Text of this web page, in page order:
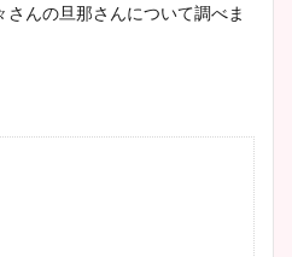
んの旦那さんについて調べま